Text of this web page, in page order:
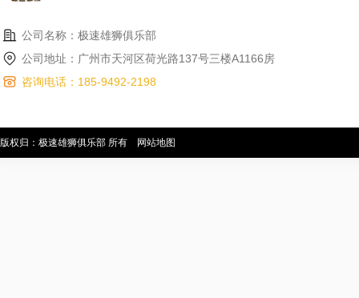
公司名称：极速雄狮俱乐部
公司地址：广州市天河区荷光路137号三楼A1166房
咨询电话：185-9492-2198
版权归：极速雄狮俱乐部 所有 网站地图